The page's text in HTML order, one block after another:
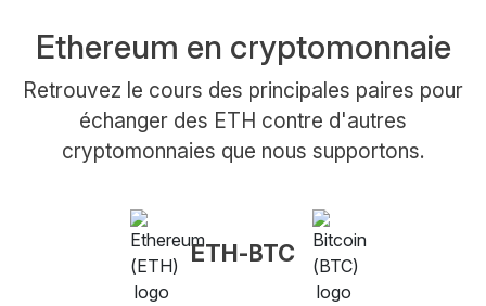
Ethereum en cryptomonnaie
Retrouvez le cours des principales paires pour
échanger des ETH contre d'autres
cryptomonnaies que nous supportons.
ETH-BTC